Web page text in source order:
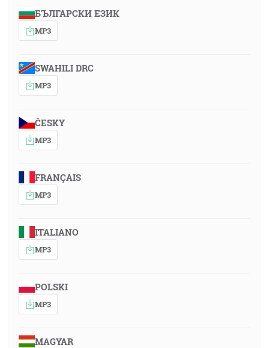
БЪЛГАРСКИ ЕЗИК
MP3
SWAHILI DRC
MP3
ČESKY
MP3
FRANÇAIS
MP3
ITALIANO
MP3
POLSKI
MP3
MAGYAR